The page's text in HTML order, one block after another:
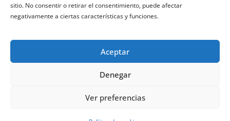
sitio. No consentir o retirar el consentimiento, puede afectar
negativamente a ciertas características y funciones.
Aceptar
Denegar
Ver preferencias
reservados.
por ThemeGrill. Funciona con